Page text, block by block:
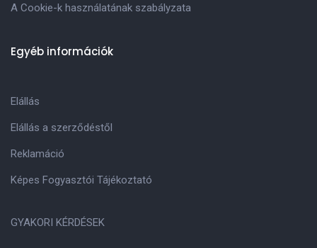
A Cookie-k használatának szabályzata
Egyéb információk
Elállás
Elállás a szerződéstől
Reklamáció
Képes Fogyasztói Tájékoztató
GYAKORI KÉRDÉSEK